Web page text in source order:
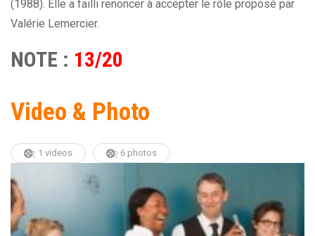
(1988). Elle a failli renoncer à accepter le rôle proposé par
Valérie Lemercier.
NOTE : 13/20
Video & Photo
1 videos 6 photos